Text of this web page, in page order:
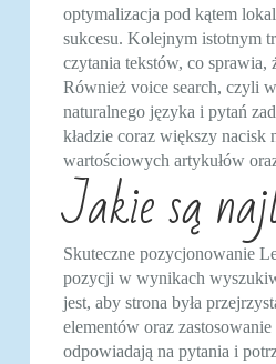
optymalizacja pod kątem
sukcesu. Kolejnym istotnym
czytania tekstów, co sprawia,
Również voice search, czyli
naturalnego języka i pytań
kładzie coraz większy
wartościowych artykułów
Jakie są
Skuteczne pozycjonowanie
pozycji w wynikach
jest, aby strona była
elementów oraz
odpowiadają na pytania i